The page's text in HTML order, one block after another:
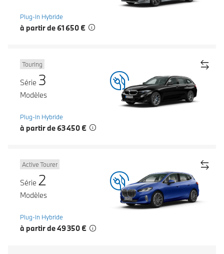
Plug-in Hybride
à partir de 61 650 €
Touring
Série 3
Modèles
Plug-in Hybride
à partir de 63 450 €
Active Tourer
Série 2
Modèles
Plug-in Hybride
à partir de 49 350 €